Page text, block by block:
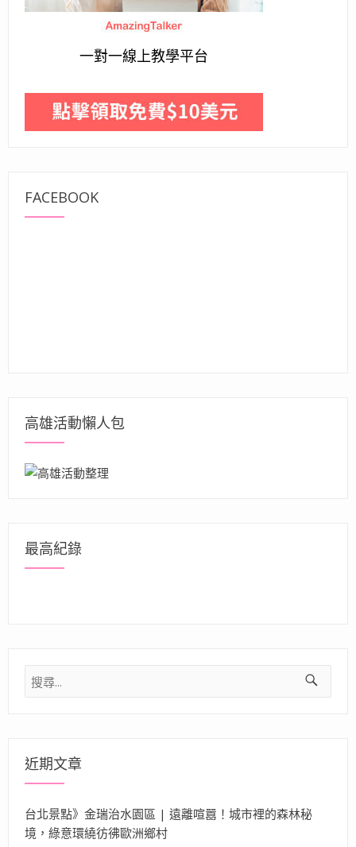
一對一線上教學平台
FACEBOOK
高雄活動懶人包
最高紀錄
搜
尋
近期文章
台北景點》金瑞治水園區 | 遠離喧囂！城市裡的森林秘
境，綠意環繞彷彿歐洲鄉村